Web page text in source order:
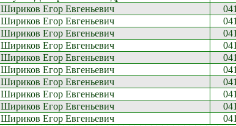
Шириков Егор Евгеньевич
Шириков Егор Евгеньевич
Шириков Егор Евгеньевич
Шириков Егор Евгеньевич
Шириков Егор Евгеньевич
Шириков Егор Евгеньевич
Шириков Егор Евгеньевич
Шириков Егор Евгеньевич
Шириков Егор Евгеньевич
Шириков Егор Евгеньевич